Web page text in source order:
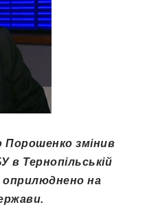
Порошенко змінив
в Тернопільській
оприлюднено на